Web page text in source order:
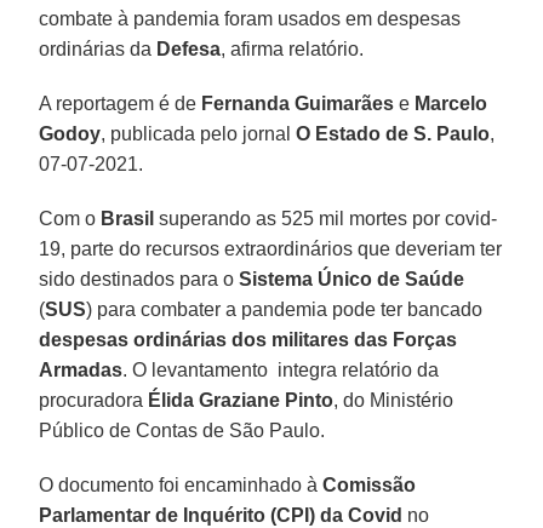
combate à pandemia foram usados em despesas
ordinárias da Defesa, afirma relatório.
A reportagem é de Fernanda Guimarães e Marcelo
Godoy, publicada pelo jornalO Estado de S. Paulo,
07-07-2021.
Com o Brasil superando as 525 mil mortes por covid-
19, parte do recursos extraordinários que deveriam ter
sido destinados para oSistema Único de Saúde
(SUS) para combater a pandemia pode ter bancado
despesas ordinárias dos militares das Forças
Armadas. O levantamento integra relatório da
procuradora Élida Graziane Pinto, do Ministério
Público de Contas de São Paulo.
O documento foi encaminhado àComissão
Parlamentar de Inquérito (CPI) da Covid no